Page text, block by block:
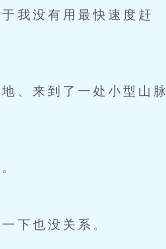
我没有用最快速度赶
、来到了一处小型山脉
下也没关系。